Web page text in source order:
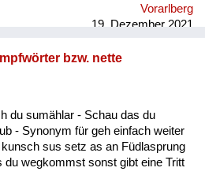
Vorarlberg
19. Dezember 2021
bzw. nette
du sumählar - Schau das du
- Synonym für geh einfach weiter
sus setz as an Füdlasprung
wegkommst sonst gibt eine Tritt